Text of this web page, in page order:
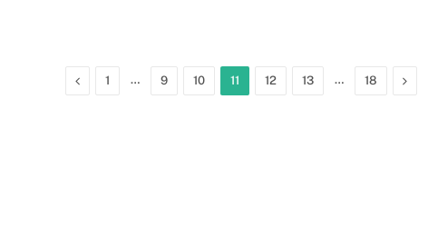
Previous
1 … 9 10 11 12 13 … 18 Next